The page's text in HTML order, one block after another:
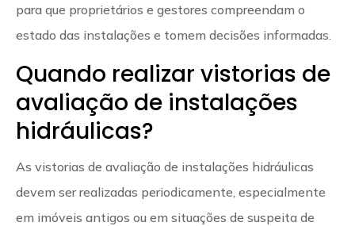
para que proprietários e gestores compreendam o
estado das instalações e tomem decisões informadas.
Quando realizar vistorias de
avaliação de instalações
hidráulicas?
As vistorias de avaliação de instalações hidráulicas
devem ser realizadas periodicamente, especialmente
em imóveis antigos ou em situações de suspeita de